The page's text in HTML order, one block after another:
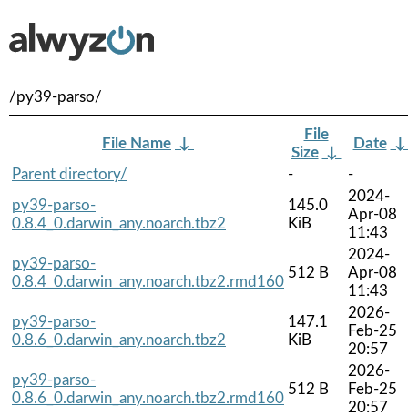
/py39-parso/
File Name ↓
File
Size ↓
Date
Parent directory/
-
-
py39-parso-
0.8.4_0.darwin_any.noarch.tbz2
145.0
KiB
2024-
Apr-08
11:43
py39-parso-
0.8.4_0.darwin_any.noarch.tbz2.rmd160
512 B
2024-
Apr-08
11:43
py39-parso-
0.8.6_0.darwin_any.noarch.tbz2
147.1
KiB
2026-
Feb-25
20:57
py39-parso-
0.8.6_0.darwin_any.noarch.tbz2.rmd160
512 B
2026-
Feb-25
20:57